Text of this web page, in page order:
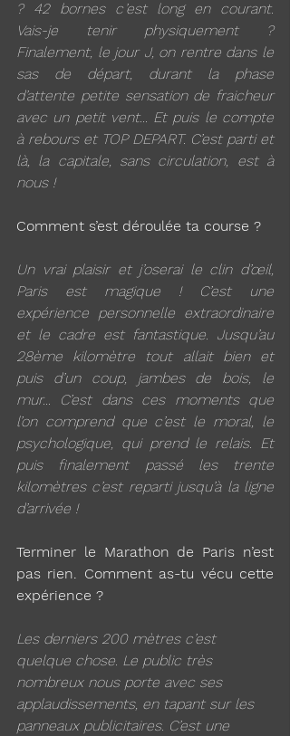
? 42 bornes c’est long en courant.
Vais-je tenir physiquement ?
Finalement, le jour J, on rentre dans le
sas de départ, durant la phase
d’attente petite sensation de fraicheur
avec un petit vent... Et puis le compte
à rebours et TOP DEPART. C’est parti et
là, la capitale, sans circulation, est à
nous !
Comment s’est déroulée ta course ?
Un vrai plaisir et j’oserai le clin d’œil,
Paris est magique ! C’est une
expérience personnelle extraordinaire
et le cadre est fantastique. Jusqu’au
28ème kilomètre tout allait bien et
puis d’un coup, jambes de bois, le
mur... C’est dans ces moments que
l’on comprend que c’est le moral, le
psychologique, qui prend le relais. Et
puis finalement passé les trente
kilomètres c’est reparti jusqu’à la ligne
d’arrivée !
Terminer le Marathon de Paris n’est
pas rien. Comment as-tu vécu cette
expérience ?
Les derniers 200 mètres c’est
quelque chose. Le public très
nombreux nous porte avec ses
applaudissements, en tapant sur les
panneaux publicitaires. C’est une